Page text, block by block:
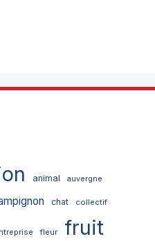
animal auvergne
chat collectif
fleur fruit